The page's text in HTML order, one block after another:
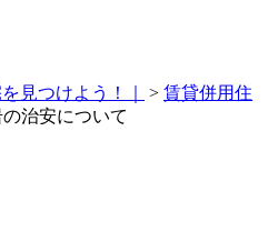
見つけよう！｜ > 賃貸併用住
治安について